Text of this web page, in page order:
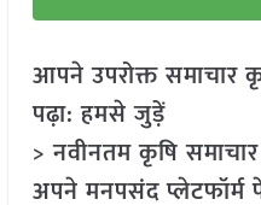
आपने उपरोक्त
पढ़ा: हमसे जुड़ें
> नवीनतम कृषि
अपने मनपसंद